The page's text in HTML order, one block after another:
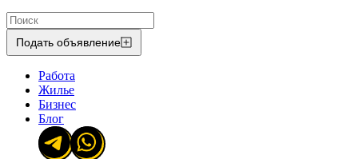
Подать объявление
Работа
Жилье
Бизнес
Блог